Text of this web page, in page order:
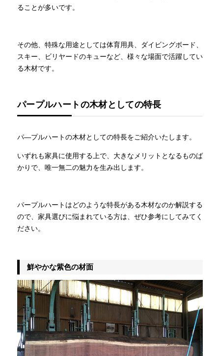
ることが多いです。
その他、特殊な用途としては体育用具、ダイビングボード、
スキー、ビリヤードのキューなど、様々な場面で活躍してい
る木材です。
パープルハートの木材としての特長
パ―プルハートの木材としての特長をご紹介いたします。
いずれも家具に使用する上で、大きなメリットとなるものば
かりで、唯一無二の魅力を生み出します。
パープルハートはどのような特長がある木材なのか解説する
ので、家具選びに悩まれている方は、ぜひ参考にしてみてく
ださい。
鮮やかな紫色の材面